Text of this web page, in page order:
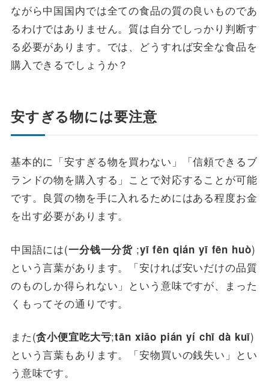
ながら中国国内では全ての食品の質の良いものであ
るわけではありません。質は自分でしっかり判断す
る必要があります。では、どうすれば安全な食品を
購入できるでしょうか？
安すぎる物には要注意
基本的に「安すぎる物を買わない」「信頼できるブ
ランドの物を購入する」ことで対応することが可能
です。良質の物を手に入れるためにはある程度お金
を出す必要があります。
中国語には(一分钱一分货 ;yī fēn qián yī fēn huò)
という言葉があります。「安ければ安いだけの品質
のものしか得られない」という意味ですが、まった
くもってその通りです。
また(贪小便宜吃大亏;tān xiǎo pián yí chī dà kuī)
という言葉もあります。「安物買いの銭失い」とい
う意味です。